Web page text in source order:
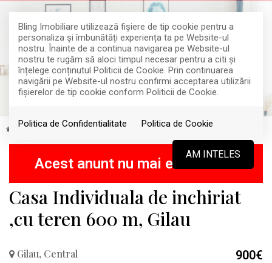
Bling Imobiliare utilizează fişiere de tip cookie pentru a
personaliza și îmbunătăți experiența ta pe Website-ul
nostru. Înainte de a continua navigarea pe Website-ul
nostru te rugăm să aloci timpul necesar pentru a citi și
înțelege conținutul Politicii de Cookie. Prin continuarea
navigării pe Website-ul nostru confirmi acceptarea utilizării
fişierelor de tip cookie conform Politicii de Cookie.
Politica de Confidentialitate Politica de Cookie
AM INTELES
Inchiriere Case Gilau Central
Acest anunt nu mai este activ !
Casa Individuala de inchiriat
,cu teren 600 m, Gilau
Gilau, Central 900€